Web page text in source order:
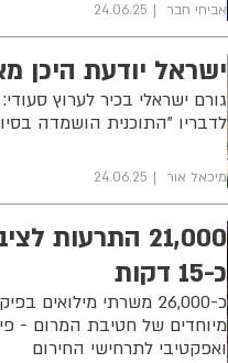
אביחי חבר 24.06.25
ישראל יודעת היכן
גורם ישראלי בכיר לערוץ
לדבריו "התוכנית הושמדה
מיכאל אור 24.06.25
21,000
כ-15 דקות
מיוחדים של חטיבת המרום -
ואפקטיבי לתרחישי החירום